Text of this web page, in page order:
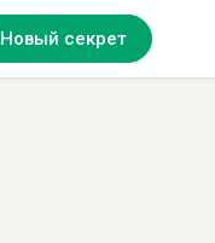
Новый секрет